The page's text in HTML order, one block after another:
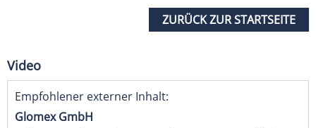
ZURÜCK ZUR STARTSEITE
Video
Empfohlener externer Inhalt:
Glomex GmbH